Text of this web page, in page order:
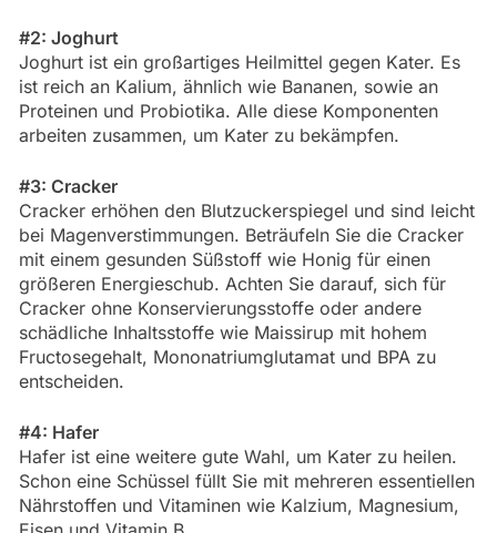
#2: Joghurt
Joghurt ist ein großartiges Heilmittel gegen Kater. Es
ist reich an Kalium, ähnlich wie Bananen, sowie an
Proteinen und Probiotika. Alle diese Komponenten
arbeiten zusammen, um Kater zu bekämpfen.
#3: Cracker
Cracker erhöhen den Blutzuckerspiegel und sind leicht
bei Magenverstimmungen. Beträufeln Sie die Cracker
mit einem gesunden Süßstoff wie Honig für einen
größeren Energieschub. Achten Sie darauf, sich für
Cracker ohne Konservierungsstoffe oder andere
schädliche Inhaltsstoffe wie Maissirup mit hohem
Fructosegehalt, Mononatriumglutamat und BPA zu
entscheiden.
#4: Hafer
Hafer ist eine weitere gute Wahl, um Kater zu heilen.
Schon eine Schüssel füllt Sie mit mehreren essentiellen
Nährstoffen und Vitaminen wie Kalzium, Magnesium,